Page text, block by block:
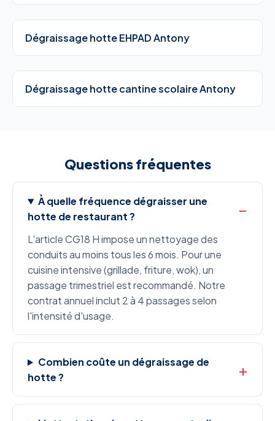
Dégraissage hotte EHPAD Antony
Dégraissage hotte cantine scolaire Antony
Questions fréquentes
À quelle fréquence dégraisser une
hotte de restaurant ?
L'article CG18 H impose un nettoyage des
conduits au moins tous les 6 mois. Pour une
cuisine intensive (grillade, friture, wok), un
passage trimestriel est recommandé. Notre
contrat annuel inclut 2 à 4 passages selon
l'intensité d'usage.
Combien coûte un dégraissage de
hotte ?